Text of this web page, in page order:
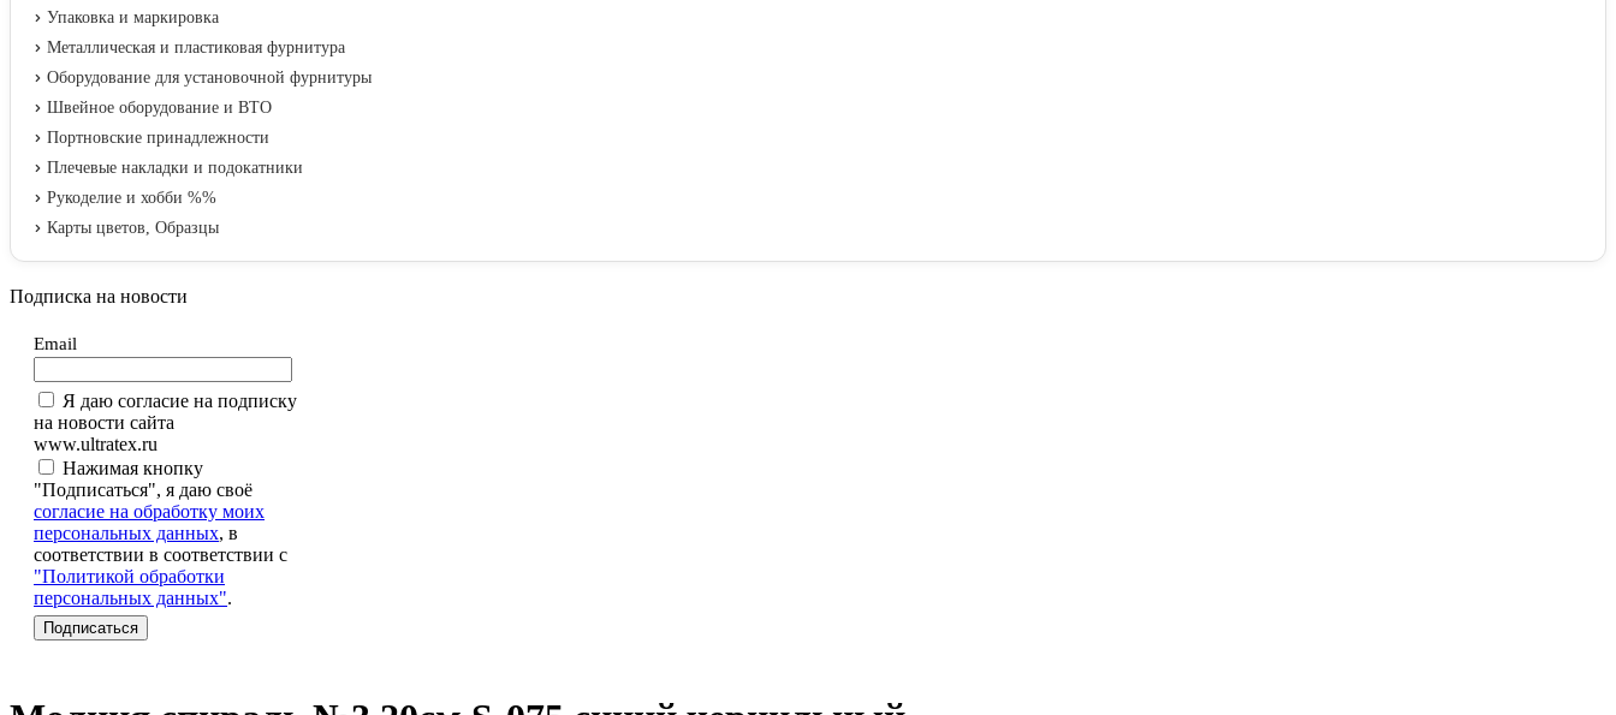
Упаковка и маркировка
Металлическая и пластиковая фурнитура
Оборудование для установочной фурнитуры
Швейное оборудование и ВТО
Портновские принадлежности
Плечевые накладки и подокатники
Рукоделие и хобби %%
Карты цветов, Образцы
Подписка на новости
Email
Я даю согласие на подписку
на новости сайта
www.ultratex.ru
Нажимая кнопку
"Подписаться", я даю своё
согласие на обработку моих
персональных данных, в
соответствии в соответствии с
"Политикой обработки
персональных данных".